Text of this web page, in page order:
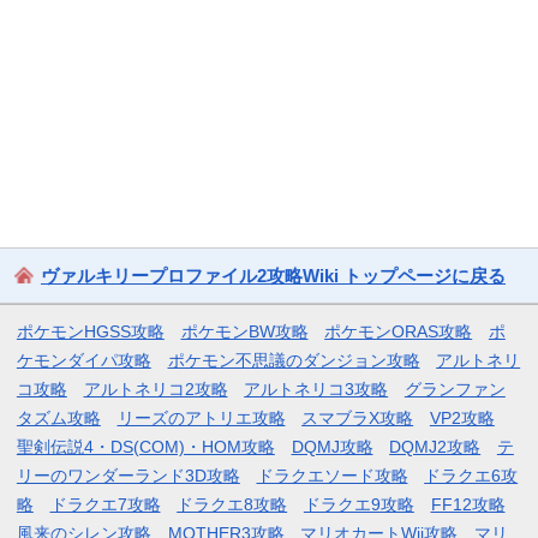
ヴァルキリープロファイル2攻略Wiki トップページに戻る
ポケモンHGSS攻略 ポケモンBW攻略 ポケモンORAS攻略
ポ
ケモンダイパ攻略
ポケモン不思議のダンジョン攻略
アルトネリ
コ攻略
アルトネリコ2攻略 アルトネリコ3攻略
グランファン
タズム攻略
リーズのアトリエ攻略 スマブラX攻略
VP2攻略
聖剣伝説4・DS(COM)・HOM攻略
DQMJ攻略 DQMJ2攻略
テ
リーのワンダーランド3D攻略
ドラクエソード攻略
ドラクエ6攻
略
ドラクエ7攻略 ドラクエ8攻略 ドラクエ9攻略
FF12攻略
風来のシレン攻略
MOTHER3攻略 マリオカートWii攻略 マリ